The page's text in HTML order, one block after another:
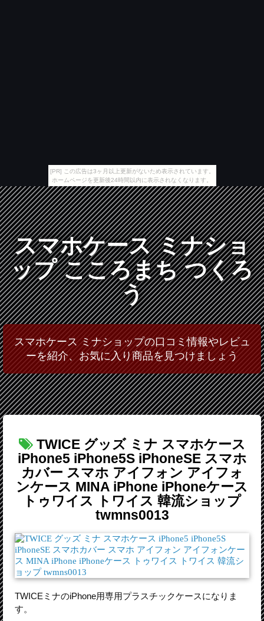
[PR] この広告は3ヶ月以上更新がないため表示されています。
ホームページを更新後24時間以内に表示されなくなります。
スマホケース ミナショ
ップ こころまち つくろ
う
スマホケース ミナショップの口コミ情報やレビュ
ーを紹介、お気に入り商品を見つけましょう
TWICE グッズ ミナ スマホケース
iPhone5 iPhone5S iPhoneSE スマホ
カバー スマホ アイフォン アイフォ
ンケース MINA iPhone iPhoneケース
トゥワイス トワイス 韓流ショップ
twmns0013
TWICEミナのiPhone用専用プラスチックケースになりま
す。